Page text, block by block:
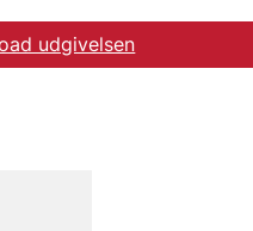
udgivelsen
Læs temaudgivelsen